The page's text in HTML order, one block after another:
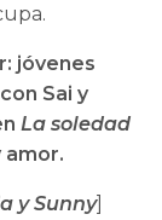
jóvenes
con Sai y
La soledad
amor.
y Sunny]